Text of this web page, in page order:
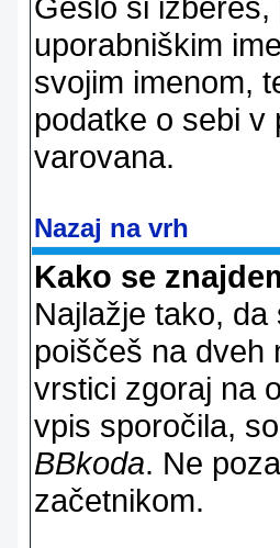
uporabniškim
svojim imenom,
podatke o sebi v
varovana.
Nazaj na vrh
Kako se
Najlažje tako,
poiščeš na dveh
vrstici zgoraj na
vpis sporočila,
BBkoda. Ne
začetnikom.